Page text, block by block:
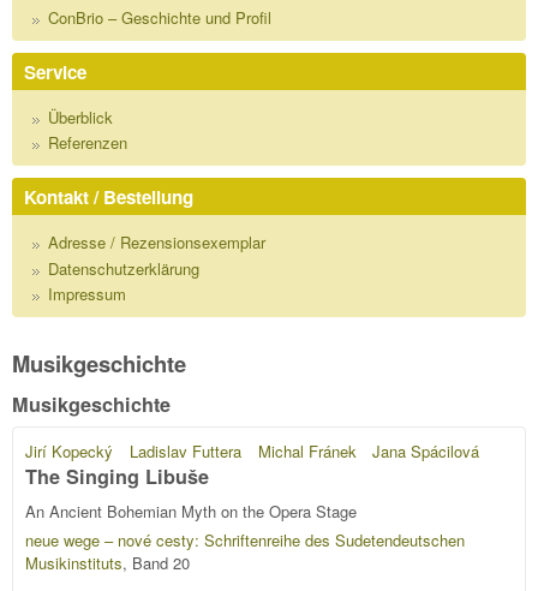
ConBrio – Geschichte und Profil
Service
Überblick
Referenzen
Kontakt / Bestellung
Adresse / Rezensionsexemplar
Datenschutzerklärung
Impressum
Musikgeschichte
Musikgeschichte
Jirí Kopecký Ladislav Futtera Michal Fránek Jana Spácilová
The Singing Libuše
An Ancient Bohemian Myth on the Opera Stage
neue wege – nové cesty: Schriftenreihe des Sudetendeutschen
Musikinstituts, Band 20